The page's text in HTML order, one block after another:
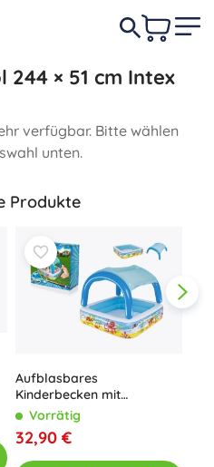
× 51 cm Intex
verfügbar. Bitte wählen
unten.
Produkte
Aufblasbares
Kinderbecken mit
Baldachin
Vorrätig
32,90 €